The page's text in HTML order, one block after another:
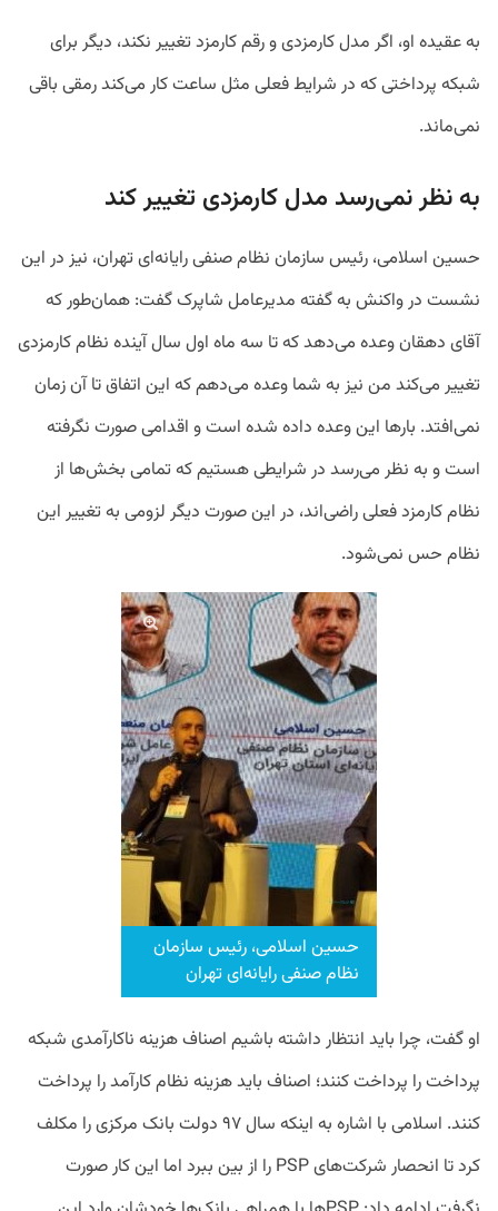
به عقیده او، اگر مدل کارمزدی و رقم کارمزد تغییر نکند، دیگر برای
شبکه پرداختی که در شرایط فعلی مثل ساعت کار می‌کند رمقی باقی
نمی‌ماند.
به نظر نمی‌رسد مدل کارمزدی تغییر کند
حسین اسلامی، رئیس سازمان نظام صنفی رایانه‌ای تهران، نیز در این
نشست در واکنش به گفته مدیرعامل شاپرک گفت: همان‌طور که
آقای دهقان وعده می‌دهد که تا سه ماه اول سال آینده نظام کارمزدی
تغییر می‌کند من نیز به شما وعده می‌دهم که این اتفاق تا آن زمان
نمی‌افتد. بارها این وعده داده شده است و اقدامی صورت نگرفته
است و به نظر می‌رسد در شرایطی هستیم که تمامی بخش‌ها از
نظام کارمزد فعلی راضی‌اند، در این صورت دیگر لزومی به تغییر این
نظام حس نمی‌شود.
حسین اسلامی، رئیس سازمان
نظام صنفی رایانه‌ای تهران
او گفت، چرا باید انتظار داشته باشیم اصناف هزینه ناکارآمدی شبکه
پرداخت را پرداخت کنند؛ اصناف باید هزینه نظام کارآمد را پرداخت
کنند. اسلامی با اشاره به اینکه سال ۹۷ دولت بانک مرکزی را مکلف
کرد تا انحصار شرکت‌های PSP را از بین ببرد اما این کار صورت